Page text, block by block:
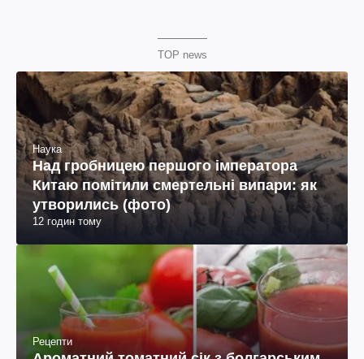
TOP news
Наука
Над гробницею першого імператора
Китаю помітили смертельні випари: як
утворились (фото)
12 годин тому
Рецепти